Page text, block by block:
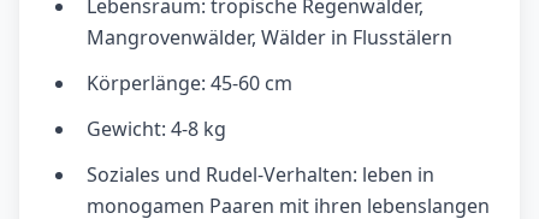
Lebensraum: tropische Regenwälder,
Mangrovenwälder, Wälder in Flusstälern
Körperlänge: 45-60 cm
Gewicht: 4-8 kg
Soziales und Rudel-Verhalten: leben in
monogamen Paaren mit ihren lebenslangen